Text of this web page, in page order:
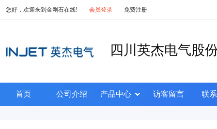
您好，欢迎来到金刚石在线! 会员登录 免费注册
四川英杰电气股
首页 公司介绍 产品中心 访客留言 联